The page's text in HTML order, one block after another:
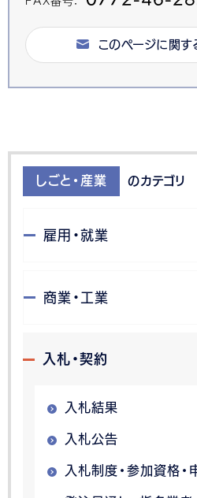
このページに関
しごと・産業 のカテゴリ
雇用・就業
商業・工業
入札・契約
入札結果
入札公告
入札制度・参加資格・